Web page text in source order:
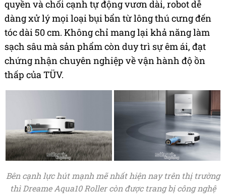
quyền và chổi cạnh tự động vươn dài, robot dễ
dàng xử lý mọi loại bụi bẩn từ lông thú cưng đến
tóc dài 50 cm. Không chỉ mang lại khả năng làm
sạch sâu mà sản phẩm còn duy trì sự êm ái, đạt
chứng nhận chuyên nghiệp về vận hành độ ồn
thấp của TÜV.
Bên cạnh lực hút mạnh mẽ nhất hiện nay trên thị trường
thì Dreame Aqua10 Roller còn được trang bị công nghệ